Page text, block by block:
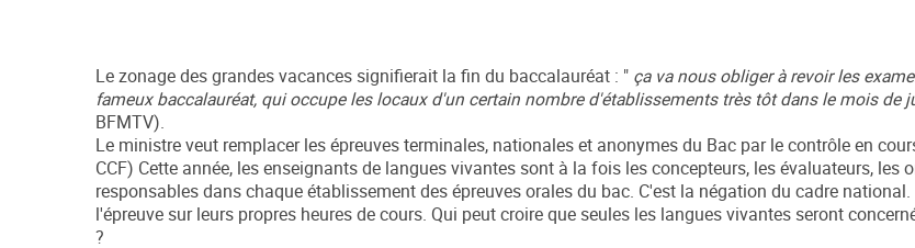
Le zonage des grandes vacances signifierait la fin du baccalauréat : " ça va nous obliger à revoir les
fameux baccalauréat, qui occupe les locaux d'un certain nombre d'établissements très tôt dans le mois de
BFMTV).
Le ministre veut remplacer les épreuves terminales, nationales et anonymes du Bac par le contrôle en
CCF) Cette année, les enseignants de langues vivantes sont à la fois les concepteurs, les évaluateurs, les
responsables dans chaque établissement des épreuves orales du bac. C'est la négation du cadre
l'épreuve sur leurs propres heures de cours. Qui peut croire que seules les langues vivantes seront
?